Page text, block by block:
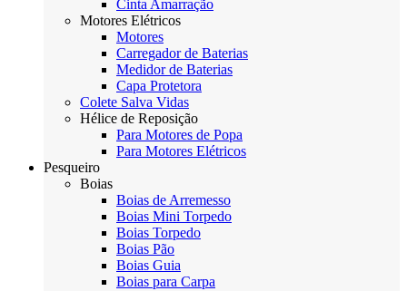
Cinta Amarração
Motores Elétricos
Motores
Carregador de Baterias
Medidor de Baterias
Capa Protetora
Colete Salva Vidas
Hélice de Reposição
Para Motores de Popa
Para Motores Elétricos
Pesqueiro
Boias
Boias de Arremesso
Boias Mini Torpedo
Boias Torpedo
Boias Pão
Boias Guia
Boias para Carpa